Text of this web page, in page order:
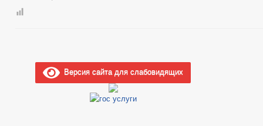
Версия сайта для слабовидящих